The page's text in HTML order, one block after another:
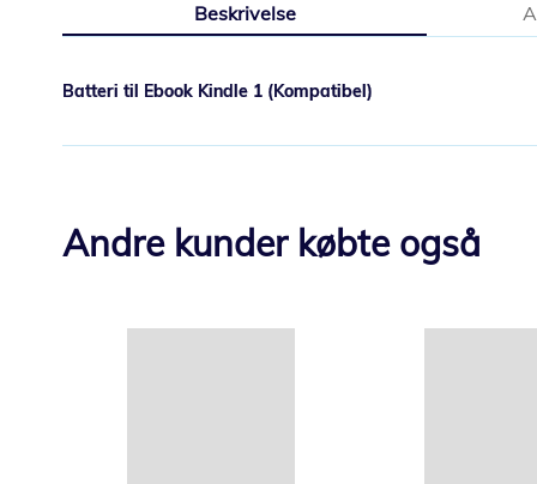
af
Beskrivelse
Batteri til Ebook Kindle 1 (Kompatibel)
Andre kunder købte også